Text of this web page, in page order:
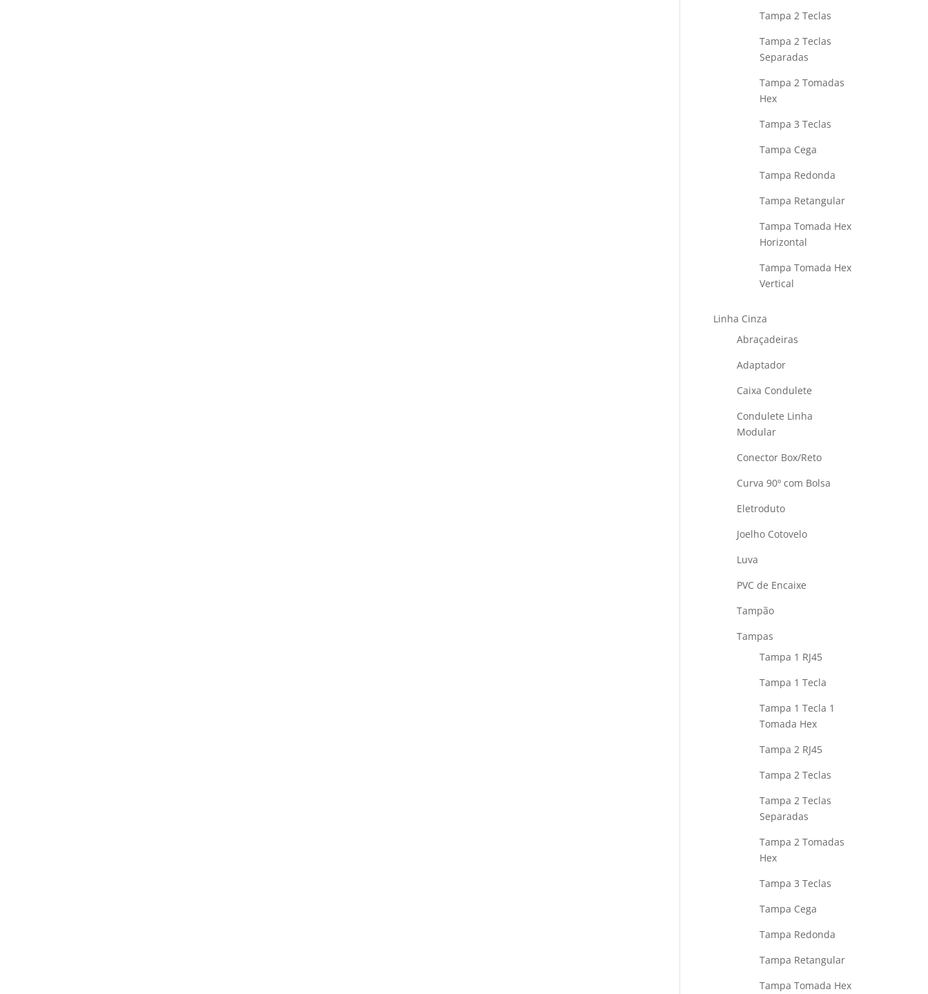
Tampa 2 Teclas
Tampa 2 Teclas
Separadas
Tampa 2 Tomadas
Hex
Tampa 3 Teclas
Tampa Cega
Tampa Redonda
Tampa Retangular
Tampa Tomada Hex
Horizontal
Tampa Tomada Hex
Vertical
Linha Cinza
Abraçadeiras
Adaptador
Caixa Condulete
Condulete Linha
Modular
Conector Box/Reto
Curva 90º com Bolsa
Eletroduto
Joelho Cotovelo
Luva
PVC de Encaixe
Tampão
Tampas
Tampa 1 RJ45
Tampa 1 Tecla
Tampa 1 Tecla 1
Tomada Hex
Tampa 2 RJ45
Tampa 2 Teclas
Tampa 2 Teclas
Separadas
Tampa 2 Tomadas
Hex
Tampa 3 Teclas
Tampa Cega
Tampa Redonda
Tampa Retangular
Tampa Tomada Hex